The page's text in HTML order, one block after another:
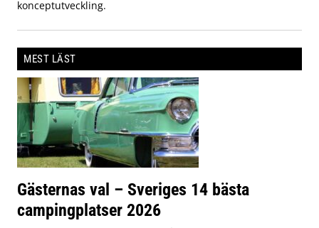
konceptutveckling.
MEST LÄST
Gästernas val – Sveriges 14 bästa
campingplatser 2026